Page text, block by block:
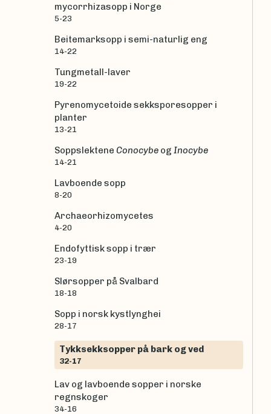
mycorrhizasopp i Norge
5-23
Beitemarksopp i semi-naturlig eng
14-22
Tungmetall-laver
19-22
Pyrenomycetoide sekksporesopper i
planter
13-21
Soppslektene Conocybe og Inocybe
14-21
Lavboende sopp
8-20
Archaeorhizomycetes
4-20
Endofyttisk sopp i trær
23-19
Slørsopper på Svalbard
18-18
Sopp i norsk kystlynghei
28-17
Tykksekksopper på bark og ved
32-17
Lav og lavboende sopper i norske
regnskoger
34-16